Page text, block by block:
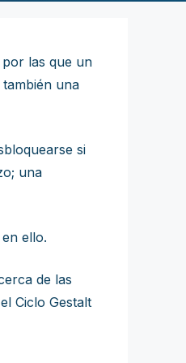
por las que un
una
si
una
ello.
de las
Ciclo Gestalt